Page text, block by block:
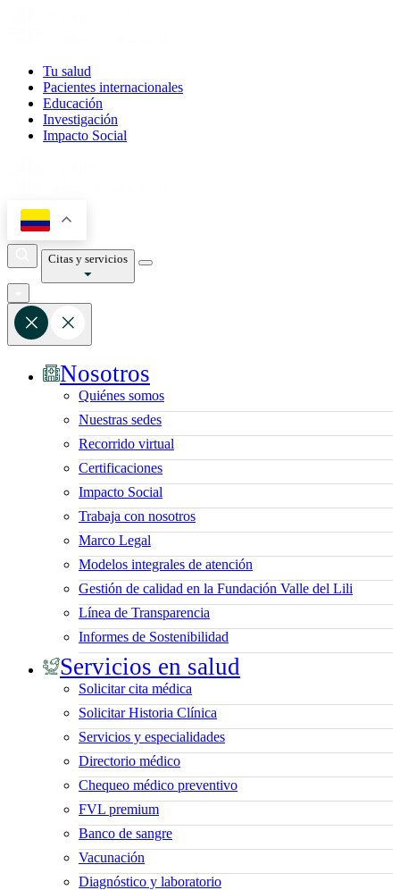
Tu salud
Pacientes internacionales
Educación
Investigación
Impacto Social
Citas y servicios
Nosotros
Quiénes somos
Nuestras sedes
Recorrido virtual
Certificaciones
Impacto Social
Trabaja con nosotros
Marco Legal
Modelos integrales de atención
Gestión de calidad en la Fundación Valle del Lili
Línea de Transparencia
Informes de Sostenibilidad
Servicios en salud
Solicitar cita médica
Solicitar Historia Clínica
Servicios y especialidades
Directorio médico
Chequeo médico preventivo
FVL premium
Banco de sangre
Vacunación
Diagnóstico y laboratorio